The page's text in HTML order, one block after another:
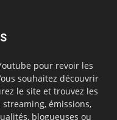
pour revoir les
souhaitez découvrir
le site et trouvez les
émissions,
blogueuses ou